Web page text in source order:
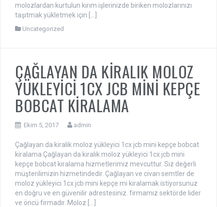
molozlardan kurtulun kırım işlerinizde biriken molozlarınızı
taşıtmak yükletmek için […]
Uncategorized
ÇAĞLAYAN DA KİRALIK MOLOZ
YÜKLEYİCİ 1CX JCB MİNİ KEPÇE
BOBCAT KİRALAMA
Ekim 5, 2017 admin
Çağlayan da kiralık moloz yükleyici 1cx jcb mini kepçe bobcat
kiralama Çağlayan da kiralık moloz yükleyici 1cx jcb mini
kepçe bobcat kiralama hizmetlerimiz mevcuttur. Siz değerli
müşterilimizin hizmetindedir. Çağlayan ve civarı semtler de
moloz yükleyici 1cx jcb mini kepçe mi kiralamak istiyorsunuz
en doğru ve en güvenilir adrestesiniz. firmamız sektörde lider
ve öncü firmadır. Moloz […]